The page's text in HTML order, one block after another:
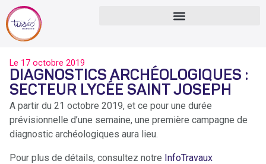
Le 17 octobre 2019
DIAGNOSTICS ARCHÉOLOGIQUES :
SECTEUR LYCÉE SAINT JOSEPH
A partir du 21 octobre 2019, et ce pour une durée
prévisionnelle d’une semaine, une première campagne de
diagnostic archéologiques aura lieu.
Pour plus de détails, consultez notre InfoTravaux